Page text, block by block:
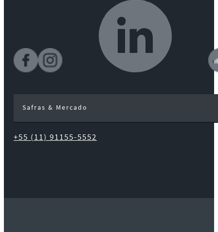
Safras & Mercado
+55 (11) 91155-5552